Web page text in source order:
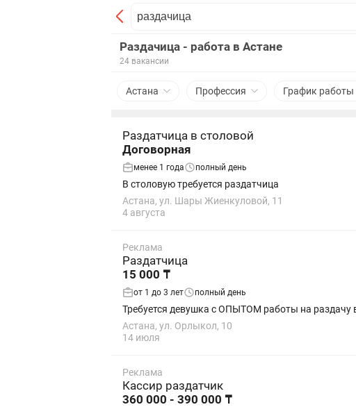
Раздачица - работа в Астане
24 вакансии
Астана Профессия График работы
Раздатчица в столовой
Договорная
менее 1 года полный день
В столовую требуется раздатчица
Астана, ул. Шары Жиенкуловой, 11
4 августа
Реклама
Раздатчица
15 000 ₸
от 1 до 3 лет полный день
Требуется девушка с ОПЫТОМ работы на раздачу
Астана, ул. Орлыкол, 10
14 июля
Реклама
Кассир раздатчик
360 000 - 390 000 ₸